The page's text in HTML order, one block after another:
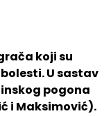
koji su
U sastav
pogona
i Maksimović).